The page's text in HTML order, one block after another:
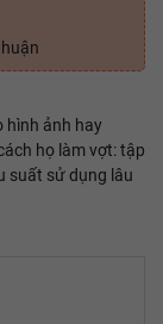
hình ảnh hay
họ làm vợt: tập
suất sử dụng lâu